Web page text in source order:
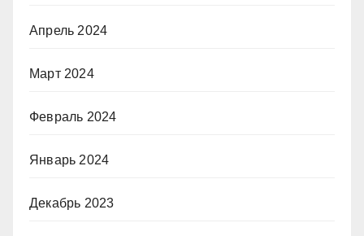
Апрель 2024
Март 2024
Февраль 2024
Январь 2024
Декабрь 2023